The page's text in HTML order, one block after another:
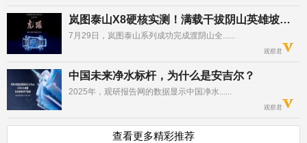
岚图泰山X8硬核实测！满载干拔阴山英雄坡全程零故障
7月29日，岚图泰山系列成功完成渡阴山全......
观察君
中国未来净水标杆，为什么是安吉尔？
2025年，观研报告网的数据显示中国净水......
观察君
查看更多精彩推荐